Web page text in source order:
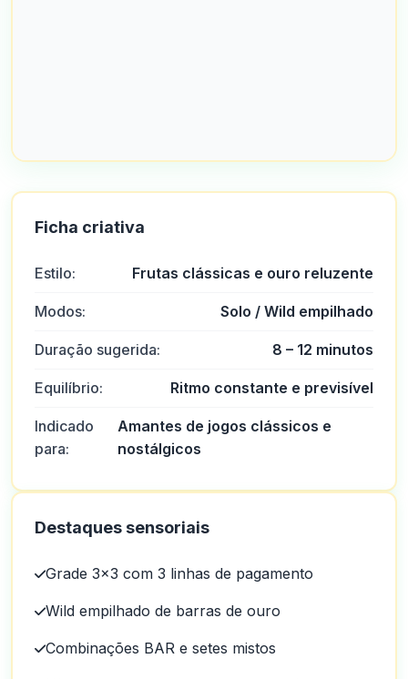
Ficha criativa
Estilo: Frutas clássicas e ouro reluzente
Modos: Solo / Wild empilhado
Duração sugerida: 8 – 12 minutos
Equilíbrio: Ritmo constante e previsível
Indicado
para:
Amantes de jogos clássicos e
nostálgicos
Destaques sensoriais
Grade 3x3 com 3 linhas de pagamento
Wild empilhado de barras de ouro
Combinações BAR e setes mistos